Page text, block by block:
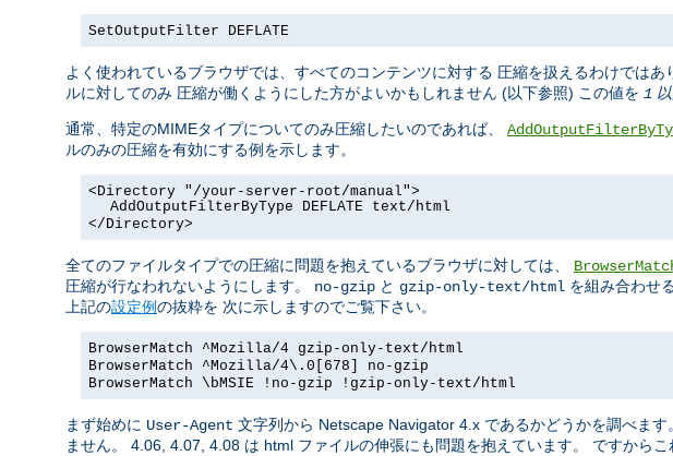
SetOutputFilter DEFLATE
よく使われているブラウザでは、すべてのコンテンツに対する 圧縮を扱えるわけではあ
ルに対してのみ 圧縮が働くようにした方がよいかもしれません (以下参照) この値を 1
通常、特定のMIMEタイプについてのみ圧縮したいのであれば、
ルのみの圧縮を有効にする例を示します。
<Directory "/your-server-root/manual">
AddOutputFilterByType DEFLATE text/html
</Directory>
全てのファイルタイプでの圧縮に問題を抱えているブラウザに対しては、
圧縮が行なわれないようにします。 no-gzip と gzip-only-text/html を組み合わせ
上記の設定例の抜粋を 次に示しますのでご覧下さい。
BrowserMatch ^Mozilla/4 gzip-only-text/html
BrowserMatch ^Mozilla/4\.0[678] no-gzip
BrowserMatch \bMSIE !no-gzip !gzip-only-text/html
まず始めに User-Agent 文字列から Netscape Navigator 4.x であるかどうかを調べます
ません。 4.06, 4.07, 4.08 は html ファイルの伸張にも問題を抱えています。 ですから